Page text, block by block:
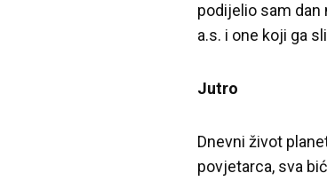
podijelio sam dan
a.s. i one koji ga
Jutro
Dnevni život
povjetarca, sva